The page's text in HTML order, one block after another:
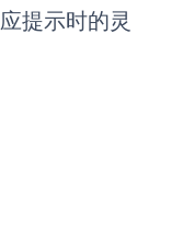
提示时的灵